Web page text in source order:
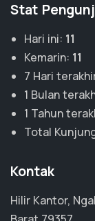
Stat
Hari ini: 11
Kemarin: 11
7 Hari
1 Bulan
1 Tahun
Total
Kontak
Hilir Kantor,